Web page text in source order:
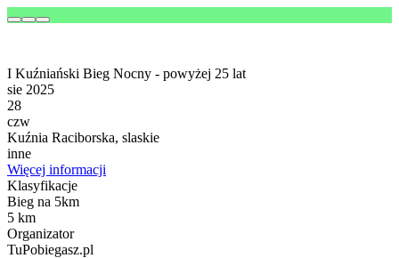
I Kuźniański Bieg Nocny - powyżej 25 lat
sie 2025
28
czw
Kuźnia Raciborska, slaskie
inne
Więcej informacji
Klasyfikacje
Bieg na 5km
5 km
Organizator
TuPobiegasz.pl